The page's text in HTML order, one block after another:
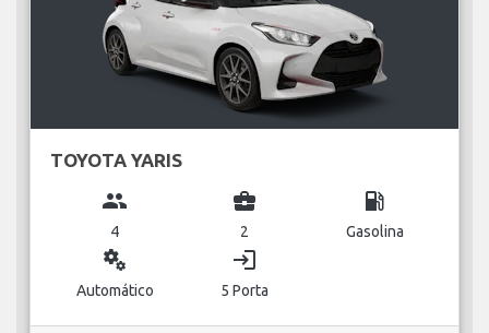
TOYOTA YARIS
group
4
business_center
2
local_gas_station
Gasolina
miscellaneous_services
Automático
login
5 Porta